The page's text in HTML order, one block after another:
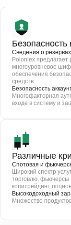
Сведения о резервах
Poloniex
многоуровневое
обеспечения
средств.
Безопасность
Многофакторная
входе в систему и
Различные
Спотовая и
Широкий спектр
торговлю, фьючерсы
копитрейдинг,
Высокодоходный
Множество